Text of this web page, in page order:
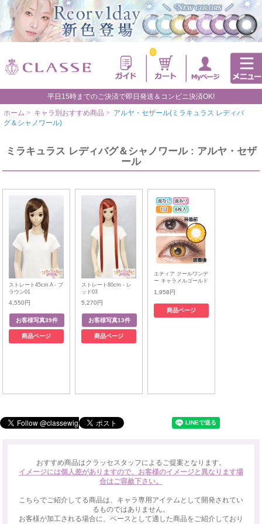
0
平日15時までのご決済で即日発送＆コンビニ決済OK!
ホーム > キャラ別おすすめ商品 > アルヤ・セザール(ミラキュラス レディバ
グ＆シャノワール)
ミラキュラス レディバグ＆シャノワール : アルヤ・セザ
ール
ストレート45cm A - ブ
ラウン01
4,550円
商品ページ
ストレート80cm - レ
ッド03
5,270円
商品ページ
エティア クールワンデ
ー キャラメルゴールド
1,958円
商品ページ
おすすめ商品はクラッセスタッフによるご提案となります。
イメージには個人差がありますので、お客様のイメージと異なります場
合はご容赦下さい。
こちらでご紹介してる商品は、キャラ専用アイテムとして開発されてい
るものではありません。
お客様が加工される場合に、ベースとして適した商品をご紹介しており